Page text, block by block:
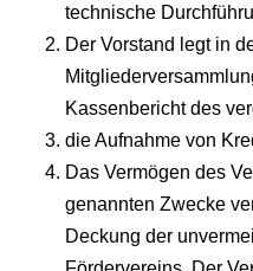
technische
Der Vorstand legt in
Kassenbericht des
die Aufnahme von
Das Vermögen des
genannten Zwecke
Deckung der